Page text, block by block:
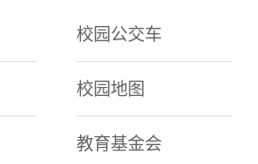
校园公交车
校园地图
教育基金会